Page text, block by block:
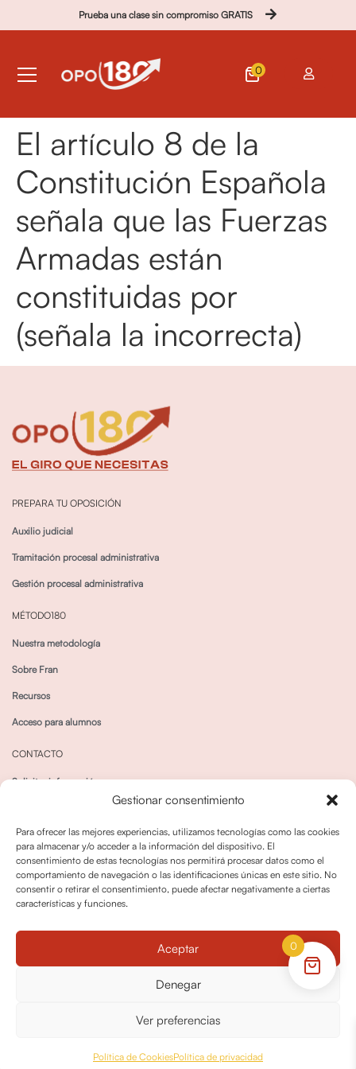
Gestionar consentimiento
Para ofrecer las mejores experiencias, utilizamos tecnologías como las cookies
para almacenar y/o acceder a la información del dispositivo. El
consentimiento de estas tecnologías nos permitirá procesar datos como el
comportamiento de navegación o las identificaciones únicas en este sitio. No
consentir o retirar el consentimiento, puede afectar negativamente a ciertas
características y funciones.
Aceptar
Denegar
Ver preferencias
Política de CookiesPolítica de privacidad
Prueba una clase sin compromiso GRATIS
0
El artículo 8 de la
Constitución Española
señala que las Fuerzas
Armadas están
constituidas por
(señala la incorrecta)
PREPARA TU OPOSICIÓN
Auxilio judicial
Tramitación procesal administrativa
Gestión procesal administrativa
MÉTODO180
Nuestra metodología
Sobre Fran
Recursos
Acceso para alumnos
CONTACTO
Solicitar información
Política de cookies
Política dedevoluciones y cancelaciones
© OPO180 2026 Todos los derechos reservados
0